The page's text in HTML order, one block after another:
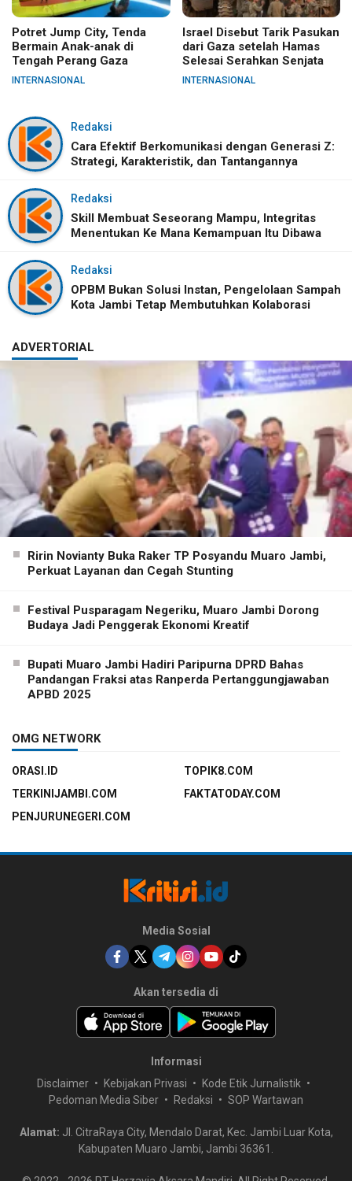
Potret Jump City, Tenda
Bermain Anak-anak di
Tengah Perang Gaza
INTERNASIONAL
Israel Disebut Tarik Pasukan
dari Gaza setelah Hamas
Selesai Serahkan Senjata
INTERNASIONAL
Redaksi
Cara Efektif Berkomunikasi dengan Generasi Z:
Strategi, Karakteristik, dan Tantangannya
Redaksi
Skill Membuat Seseorang Mampu, Integritas
Menentukan Ke Mana Kemampuan Itu Dibawa
Redaksi
OPBM Bukan Solusi Instan, Pengelolaan Sampah
Kota Jambi Tetap Membutuhkan Kolaborasi
ADVERTORIAL
Ririn Novianty Buka Raker TP Posyandu Muaro Jambi,
Perkuat Layanan dan Cegah Stunting
Festival Pusparagam Negeriku, Muaro Jambi Dorong
Budaya Jadi Penggerak Ekonomi Kreatif
Bupati Muaro Jambi Hadiri Paripurna DPRD Bahas
Pandangan Fraksi atas Ranperda Pertanggungjawaban
APBD 2025
OMG NETWORK
ORASI.ID
TOPIK8.COM
TERKINIJAMBI.COM
FAKTATODAY.COM
PENJURUNEGERI.COM
Media Sosial
Akan tersedia di
Informasi
Disclaimer
Kebijakan Privasi
Kode Etik Jurnalistik
Pedoman Media Siber
Redaksi SOP Wartawan
Alamat: Jl. CitraRaya City, Mendalo Darat, Kec. Jambi Luar Kota,
Kabupaten Muaro Jambi, Jambi 36361.